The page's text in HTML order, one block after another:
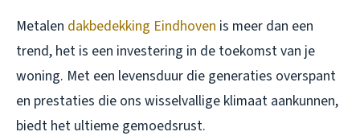
Metalen dakbedekking Eindhoven is meer dan een
trend, het is een investering in de toekomst van je
woning. Met een levensduur die generaties overspant
en prestaties die ons wisselvallige klimaat aankunnen,
biedt het ultieme gemoedsrust.